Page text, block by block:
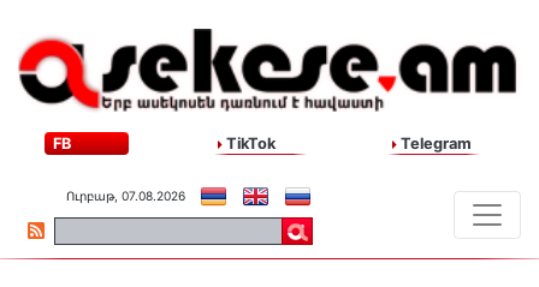
FB TikTok Telegram
Ուրբաթ, 07.08.2026